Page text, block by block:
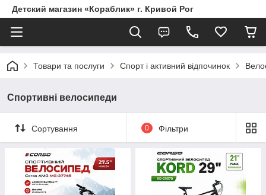
Детский магазин «Кораблик» г. Кривой Рог
Товари та послуги Спорт і активний відпочинок
Спортивні велосипеди
Сортування 0 Фільтри